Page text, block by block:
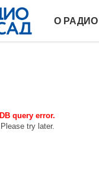
О РАДИО
DB query error.
Please try later.